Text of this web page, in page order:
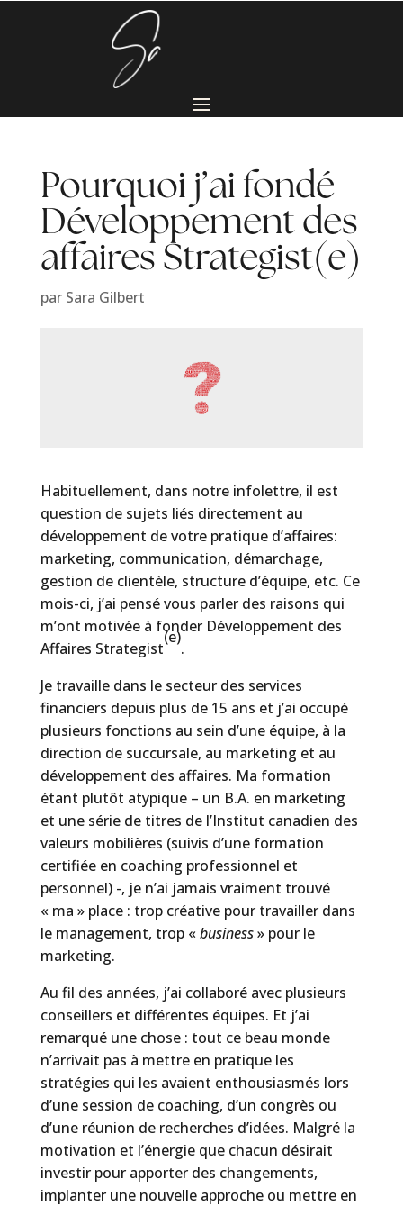
Pourquoi j’ai fondé
Développement des
affaires Strategist(e)
par Sara Gilbert
Habituellement, dans notre infolettre, il est
question de sujets liés directement au
développement de votre pratique d’affaires:
marketing, communication, démarchage,
gestion de clientèle, structure d’équipe, etc. Ce
mois-ci, j’ai pensé vous parler des raisons qui
m’ont motivée à fonder Développement des
Affaires Strategist
(e)
.
Je travaille dans le secteur des services
financiers depuis plus de 15 ans et j’ai occupé
plusieurs fonctions au sein d’une équipe, à la
direction de succursale, au marketing et au
développement des affaires. Ma formation
étant plutôt atypique – un B.A. en marketing
et une série de titres de l’Institut canadien des
valeurs mobilières (suivis d’une formation
certifiée en coaching professionnel et
personnel) -, je n’ai jamais vraiment trouvé
« ma » place : trop créative pour travailler dans
le management, trop «business» pour le
marketing.
Au fil des années, j’ai collaboré avec plusieurs
conseillers et différentes équipes. Et j’ai
remarqué une chose : tout ce beau monde
n’arrivait pas à mettre en pratique les
stratégies qui les avaient enthousiasmés lors
d’une session de coaching, d’un congrès ou
d’une réunion de recherches d’idées. Malgré la
motivation et l’énergie que chacun désirait
investir pour apporter des changements,
implanter une nouvelle approche ou mettre en